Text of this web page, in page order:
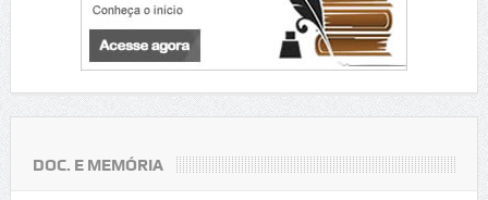
DOC. E MEMÓRIA